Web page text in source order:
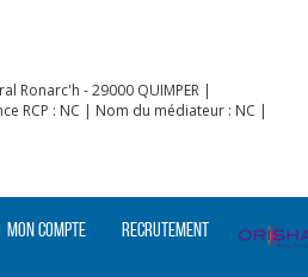
Ronarc'h - 29000 QUIMPER |
RCP : NC | Nom du médiateur : NC |
Mon compte Recrutement